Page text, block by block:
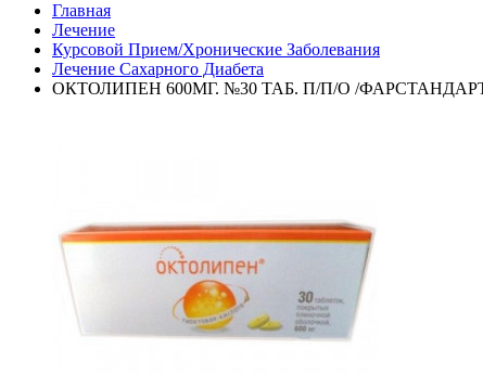
Главная
Лечение
Курсовой Прием/Хронические Заболевания
Лечение Сахарного Диабета
ОКТОЛИПЕН 600МГ. №30 ТАБ. П/П/О /